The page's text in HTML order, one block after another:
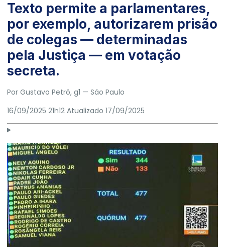
Texto permite a parlamentares,
por exemplo, autorizarem prisão
de colegas — determinadas
pela Justiça — em votação
secreta.
Por Gustavo Petró, g1 — São Paulo
16/09/2025 21h12 Atualizado 17/09/2025